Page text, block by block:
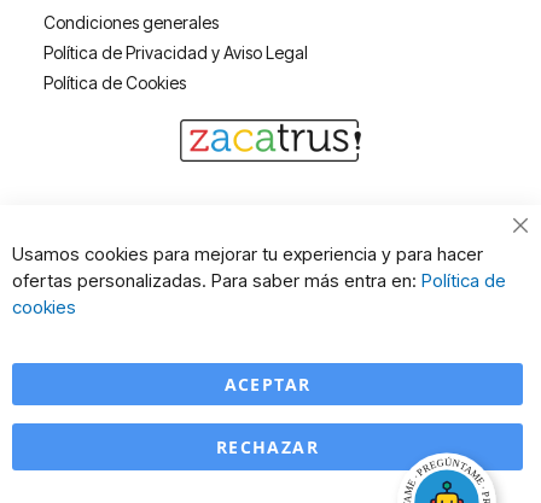
Condiciones generales
Política de Privacidad y Aviso Legal
Política de Cookies
Usamos cookies para mejorar tu experiencia y para hacer
ofertas personalizadas. Para saber más entra en: Política de
cookies
ACEPTAR
RECHAZAR